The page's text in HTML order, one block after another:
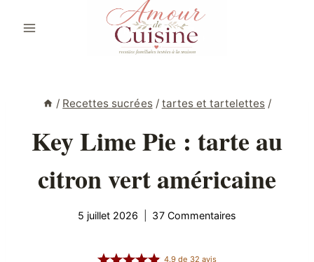
/ Recettes sucrées / tartes et tartelettes /
Key Lime Pie : tarte au
citron vert américaine
5 juillet 2026 37 Commentaires
4.9de 32 avis